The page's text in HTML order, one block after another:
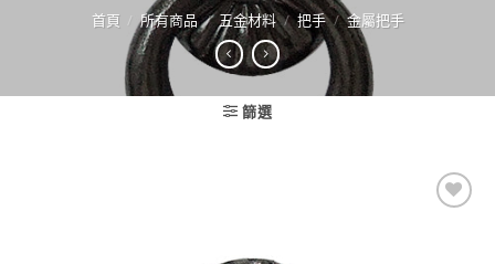
首頁 / 所有商品 / 五金材料 / 把手 / 金屬把手
篩選